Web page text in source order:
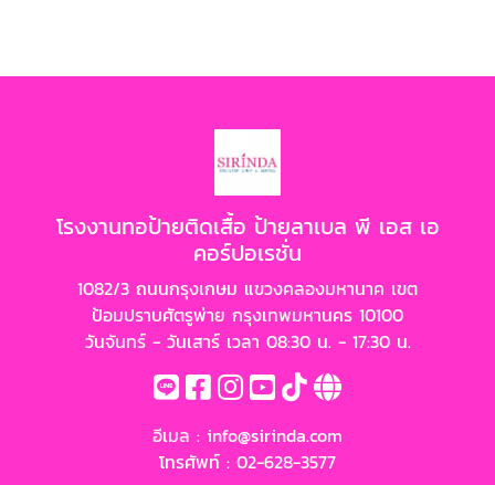
โรงงานทอป้ายติดเสื้อ ป้ายลาเบล พี เอส เอ
คอร์ปอเรชั่น
1082/3 ถนนกรุงเกษม แขวงคลองมหานาค เขต
ป้อมปราบศัตรูพ่าย กรุงเทพมหานคร 10100
วันจันทร์ - วันเสาร์ เวลา 08:30 น. - 17:30 น.
อีเมล : info@sirinda.com
โทรศัพท์ : 02-628-3577